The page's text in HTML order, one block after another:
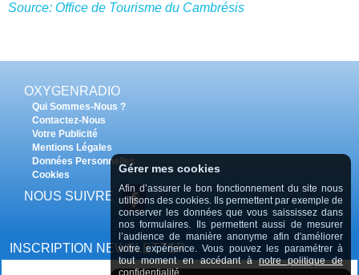
Source: Office de Tourisme du Cambrésis
OXYGENRADIO
Qui Sommes-Nous ?
Contactez-Nous
Votre Publicité
Mentions Légales
Données Personnelles
Cookies
NOUS SUIVRE
INSCRIPTION NEWSLETTER
Gérer mes cookies
Afin d’assurer le bon fonctionnement du site nous
utilisons des cookies. Ils permettent par exemple de
conserver les données que vous saississez dans
nos formulaires. Ils permettent aussi de mesurer
l’audience de manière anonyme afin d'améliorer
votre expérience. Vous pouvez les paramétrer à
tout moment en accédant ànotre politique de
confidentialité